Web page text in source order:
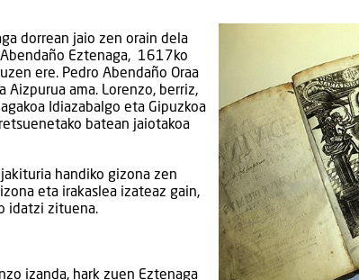
dorrean jaio zen orain dela
Eztenaga, 1617ko
ere. Pedro Abendaño Oraa
Aizpurua ama. Lorenzo, berriz,
Idiazabalgo eta Gipuzkoa
batean jaiotakoa
handiko gizona zen
eta irakaslea izateaz gain,
idatzi zituena.
izanda, hark zuen Eztenaga